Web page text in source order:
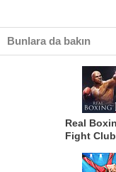
Bunlara da bakın
Real
Fight